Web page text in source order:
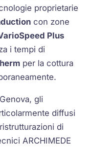
proprietarie
con zone
Plus
i tempi di
per la cottura
gli
diffusi
di
ARCHIMEDE